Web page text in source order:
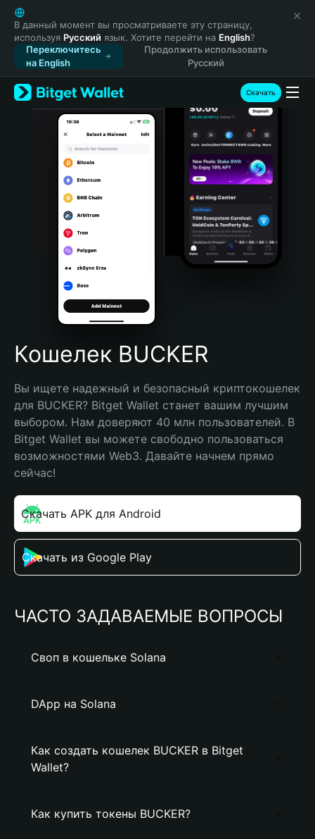
English
日本語
Tiếng Việt
Русский
Español (Latinoamérica)
Türkçe
Italiano
Português (Portugal)
Bahasa Indonesia
Português (Brasil)
Español (Argentina)
В данный момент вы просматриваете эту страницу,
используя Русский язык. Хотите перейти на English?
Переключитесь
на English
Продолжить использовать
Русский
Скачать
Кошелек BUCKER
Вы ищете надежный и безопасный криптокошелек
для BUCKER? Bitget Wallet станет вашим лучшим
выбором. Нам доверяют 40 млн пользователей. В
Bitget Wallet вы можете свободно пользоваться
возможностями Web3. Давайте начнем прямо
сейчас!
Скачать APK для Android
Скачать из Google Play
ЧАСТО ЗАДАВАЕМЫЕ ВОПРОСЫ
Своп в кошельке Solana
DApp на Solana
Как создать кошелек BUCKER в Bitget
Wallet?
Как купить токены BUCKER?